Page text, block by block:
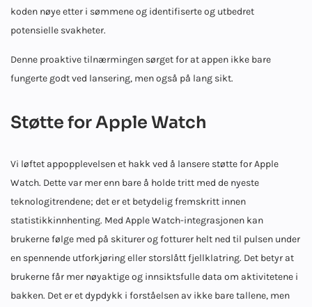
koden nøye etter i sømmene og identifiserte og utbedret
potensielle svakheter.
Denne proaktive tilnærmingen sørget for at appen ikke bare
fungerte godt ved lansering, men også på lang sikt.
Støtte for Apple Watch
Vi løftet appopplevelsen et hakk ved å lansere støtte for Apple
Watch. Dette var mer enn bare å holde tritt med de nyeste
teknologitrendene; det er et betydelig fremskritt innen
statistikkinnhenting. Med Apple Watch-integrasjonen kan
brukerne følge med på skiturer og fotturer helt ned til pulsen under
en spennende utforkjøring eller storslått fjellklatring. Det betyr at
brukerne får mer nøyaktige og innsiktsfulle data om aktivitetene i
bakken. Det er et dypdykk i forståelsen av ikke bare tallene, men